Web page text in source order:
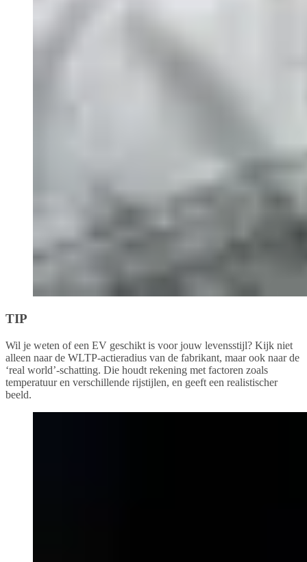
TIP
Wil je weten of een EV geschikt is voor jouw levensstijl? Kijk niet
alleen naar de WLTP-actieradius van de fabrikant, maar ook naar de
‘real world’-schatting. Die houdt rekening met factoren zoals
temperatuur en verschillende rijstijlen, en geeft een realistischer
beeld.